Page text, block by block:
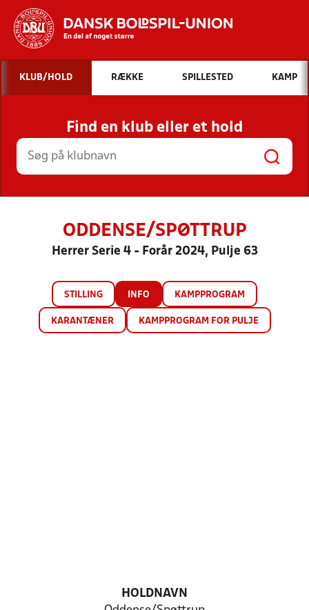
Hvad vil du søge efter?
INDHOLD OG NYHEDER
STILLINGER, RESULTATER, KLUBBER OG
HOLD
KLUB/HOLD RÆKKE SPILLESTED KAMP
Find en klub eller et hold
ODDENSE/SPØTTRUP
Herrer Serie 4 - Forår 2024, Pulje 63
STILLING INFO KAMPPROGRAM
KARANTÆNER KAMPPROGRAM FOR PULJE
HOLDNAVN